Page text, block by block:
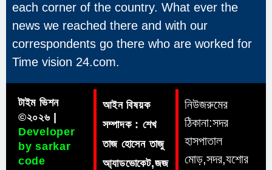
each corner of the country. What ever the
news we reached there and with our
correspondents go there who are worked for
Time vision 24.com.
টাইম ভিশন
©২০২৬ |
Developer
by sarkar
code
আইন বিষয়ক
সম্পাদক : শেখ
তাজ হোসেন তাজু
আ্যাডভোকেট,জজ
নিউজরুমের
ঠিকানা:সদর
হাসপাতাল
মোড়,সদর,যশোর